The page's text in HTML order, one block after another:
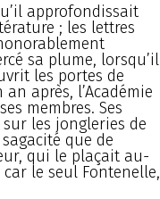
approfondissait
; les lettres
sa plume, lorsqu’il
les portes de
après, l’Académie
membres. Ses
les jongleries de
que de
qui le plaçait au-
le seul Fontenelle,